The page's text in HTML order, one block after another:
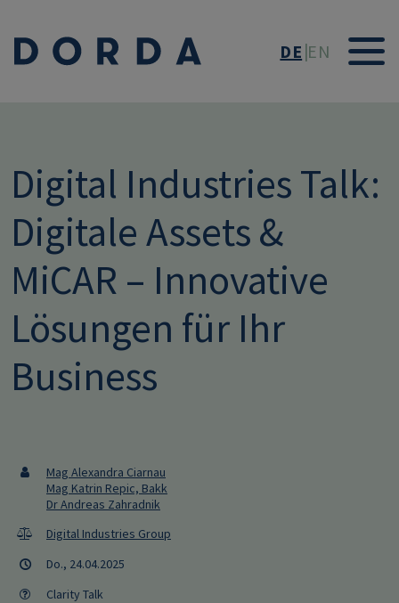
DE EN
Digital Industries Talk:
Digitale Assets &
MiCAR – Innovative
Lösungen für Ihr
Business
Mag Alexandra Ciarnau
Mag Katrin Repic, Bakk
Dr Andreas Zahradnik
Digital Industries Group
Do., 24.04.2025
Clarity Talk